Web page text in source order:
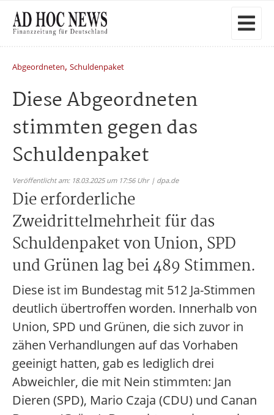
Abgeordneten, Schuldenpaket
Diese Abgeordneten
stimmten gegen das
Schuldenpaket
Veröffentlicht am: 18.03.2025 um 17:56 Uhr | dpa.de
Die erforderliche
Zweidrittelmehrheit für das
Schuldenpaket von Union, SPD
und Grünen lag bei 489 Stimmen.
Diese ist im Bundestag mit 512 Ja-Stimmen
deutlich übertroffen worden. Innerhalb von
Union, SPD und Grünen, die sich zuvor in
zähen Verhandlungen auf das Vorhaben
geeinigt hatten, gab es lediglich drei
Abweichler, die mit Nein stimmten: Jan
Dieren (SPD), Mario Czaja (CDU) und Canan